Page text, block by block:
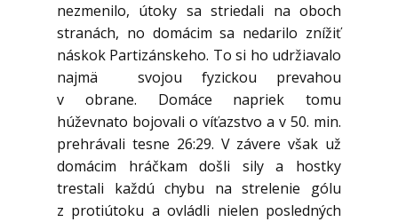
nezmenilo, útoky sa striedali na oboch
stranách, no domácim sa nedarilo znížiť
náskok Partizánskeho. To si ho udržiavalo
najmä svojou fyzickou prevahou
v obrane. Domáce napriek tomu
húževnato bojovali o víťazstvo a v 50. min.
prehrávali tesne 26:29. V závere však už
domácim hráčkam došli sily a hostky
trestali každú chybu na strelenie gólu
z protiútoku a ovládli nielen posledných